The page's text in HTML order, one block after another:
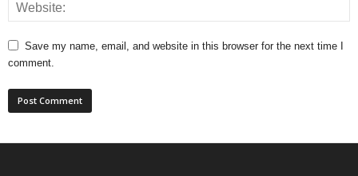
Save my name, email, and website in this browser for the next time I
comment.